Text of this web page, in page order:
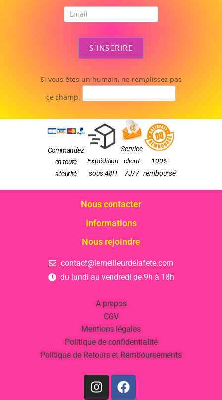
S'INSCRIRE
Si vous êtes un humain, ne remplissez pas
ce champ.
Commandez
en toute
sécurité
Expédition
sous 48H
Service
client
7J/7
100%
remboursé
Nous contacter
Informations
Nous rejoindre
contact@lemeilleurdelafete.com
du lundi au vendredi de 9h à 18h
A propos
CGV
Mentions légales
Politique de confidentialité
Politique de Retours et Remboursements